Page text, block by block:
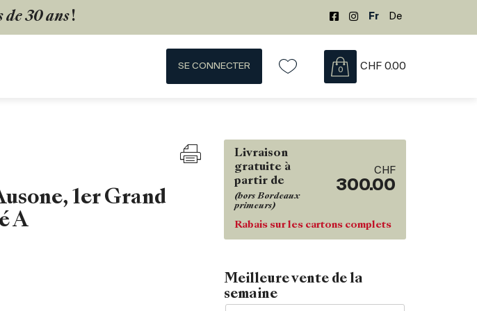
de 30 ans! Fr De
SE CONNECTER 0 CHF 0.00
1er Grand
A
Livraison
gratuite à
partir de
(hors Bordeaux
primeurs)
CHF
300.00
Rabais sur les cartons complets
Meilleure vente de la
semaine